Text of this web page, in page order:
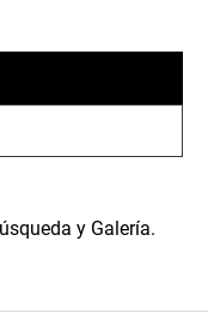
y Galería.